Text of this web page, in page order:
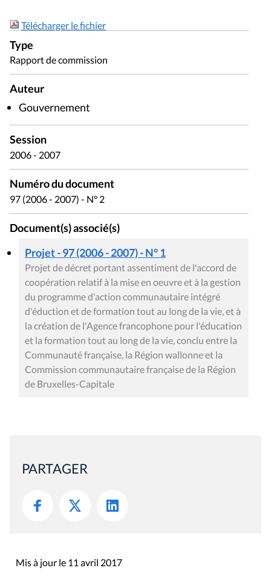
Télécharger le fichier
Type
Rapport de commission
Auteur
Gouvernement
Session
2006 - 2007
Numéro du document
97 (2006 - 2007) - N° 2
Document(s) associé(s)
Projet - 97 (2006 - 2007) - N° 1
Projet de décret portant assentiment de l'accord de
coopération relatif à la mise en oeuvre et à la gestion
du programme d'action communautaire intégré
d'éduction et de formation tout au long de la vie, et à
la création de l'Agence francophone pour l'éducation
et la formation tout au long de la vie, conclu entre la
Communauté française, la Région wallonne et la
Commission communautaire française de la Région
de Bruxelles-Capitale
PARTAGER
Mis à jour le 11 avril 2017